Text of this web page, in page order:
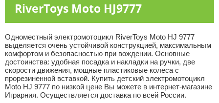
RiverToys Moto HJ9777
Одноместный электромотоцикл RiverToys Moto HJ 9777
выделяется очень устойчивой конструкцией, максимальным
комфортом и безопасностью при вождении. Основные
достоинства: удобная посадка и накладки на ручки, две
скорости движения, мощные пластиковые колеса с
прорезиненной вставкой. Купить детский электромотоцикл
Moto HJ 9777 по низкой цене Вы можете в интернет-магазине
Играрния. Осуществляется доставка по всей России.